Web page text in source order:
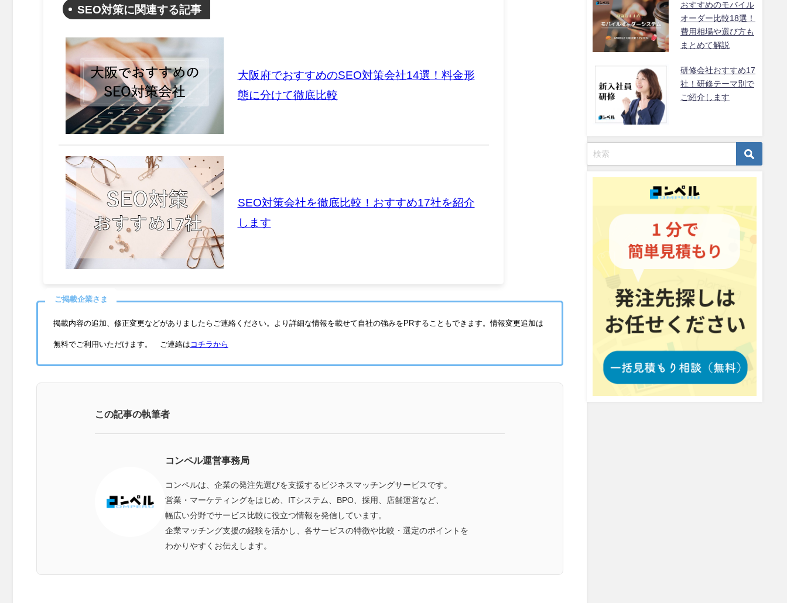
SEO対策に関連する記事
大阪府でおすすめのSEO対策会社14選！料金形
態に分けて徹底比較
SEO対策会社を徹底比較！おすすめ17社を紹介
します
ご掲載企業さま
掲載内容の追加、修正変更などがありましたらご連絡ください。より詳細な情報を載せて自社の強みをPRすることもできます。情報変更追加は
無料でご利用いただけます。 ご連絡は コチラから
この記事の執筆者
コンペル運営事務局
コンペルは、企業の発注先選びを支援するビジネスマッチングサービスです。
営業・マーケティングをはじめ、ITシステム、BPO、採用、店舗運営など、
幅広い分野でサービス比較に役立つ情報を発信しています。
企業マッチング支援の経験を活かし、各サービスの特徴や比較・選定のポイントを
わかりやすくお伝えします。
おすすめのモバイル
オーダー比較18選！
費用相場や選び方も
まとめて解説
研修会社おすすめ17
社！研修テーマ別で
ご紹介します